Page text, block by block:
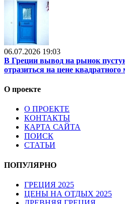
06.07.2026 19:03
В Греции вывод на рынок
отразиться на цене квадратного
О проекте
О ПРОЕКТЕ
КОНТАКТЫ
КАРТА САЙТА
ПОИСК
СТАТЬИ
ПОПУЛЯРНО
ГРЕЦИЯ 2025
ЦЕНЫ НА ОТДЫХ 2025